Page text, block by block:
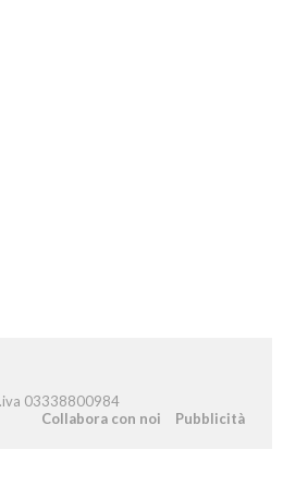
03338800984
Collabora con noi
Pubblicità